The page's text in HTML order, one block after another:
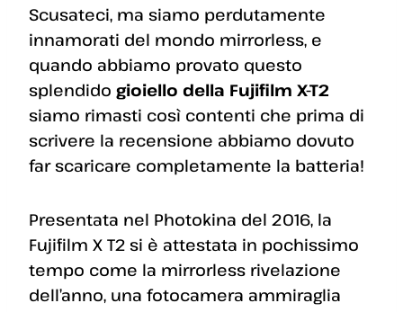
Scusateci, ma siamo perdutamente
innamorati del mondo mirrorless, e
quando abbiamo provato questo
splendido gioiello della Fujifilm X-T2
siamo rimasti così contenti che prima di
scrivere la recensione abbiamo dovuto
far scaricare completamente la batteria!
Presentata nel Photokina del 2016, la
Fujifilm X T2 si è attestata in pochissimo
tempo come la mirrorless rivelazione
dell’anno, una fotocamera ammiraglia